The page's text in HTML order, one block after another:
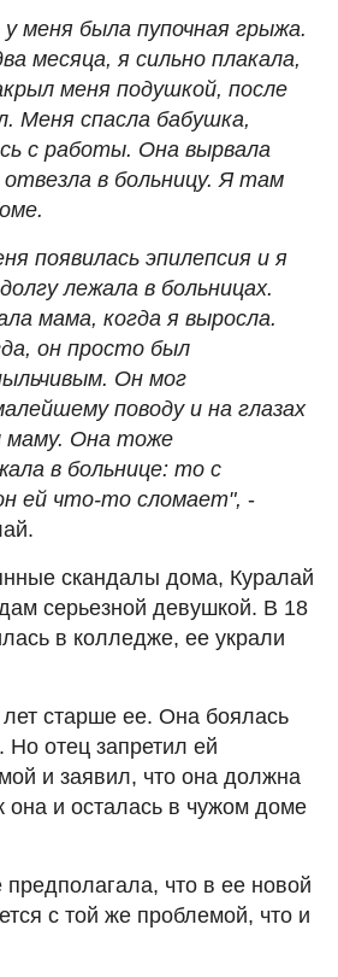
меня была пупочная грыжа.
месяца, я сильно плакала,
меня подушкой, после
Меня спасла бабушка,
с работы. Она вырвала
отвезла в больницу. Я там
появилась эпилепсия и я
лежала в больницах.
мама, когда я выросла.
он просто был
Он мог
поводу и на глазах
маму. Она тоже
в больнице: то с
ей что-то сломает", -
скандалы дома, Куралай
серьезной девушкой. В 18
в колледже, ее украли
старше ее. Она боялась
Но отец запретил ей
и заявил, что она должна
она и осталась в чужом доме
что в ее новой
с той же проблемой, что и